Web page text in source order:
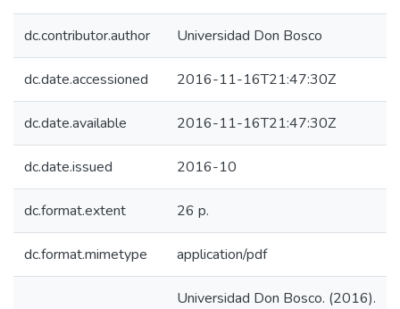
dc.contributor.author Universidad Don Bosco
dc.date.accessioned 2016-11-16T21:47:30Z
dc.date.available 2016-11-16T21:47:30Z
dc.date.issued 2016-10
dc.format.extent 26 p.
dc.format.mimetype application/pdf
Universidad Don Bosco. (2016).